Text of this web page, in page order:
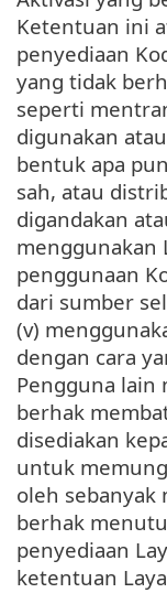
Ketentuan ini
penyediaan
yang tidak
seperti
digunakan
bentuk apa
sah, atau
digandakan
menggunakan
penggunaan
dari sumber
(v)
dengan cara
Pengguna lain
berhak
disediakan
untuk
oleh sebanyak
berhak
penyediaan
ketentuan